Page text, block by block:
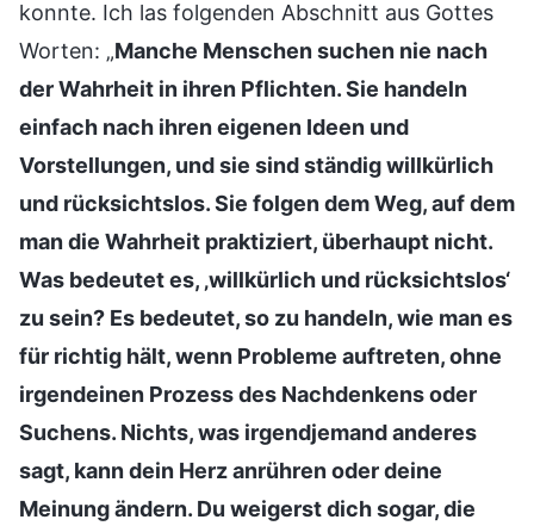
konnte. Ich las folgenden Abschnitt aus Gottes
Worten: „Manche Menschen suchen nie nach
der Wahrheit in ihren Pflichten. Sie handeln
einfach nach ihren eigenen Ideen und
Vorstellungen, und sie sind ständig willkürlich
und rücksichtslos. Sie folgen dem Weg, auf dem
man die Wahrheit praktiziert, überhaupt nicht.
Was bedeutet es, ‚willkürlich und rücksichtslos‘
zu sein? Es bedeutet, so zu handeln, wie man es
für richtig hält, wenn Probleme auftreten, ohne
irgendeinen Prozess des Nachdenkens oder
Suchens. Nichts, was irgendjemand anderes
sagt, kann dein Herz anrühren oder deine
Meinung ändern. Du weigerst dich sogar, die